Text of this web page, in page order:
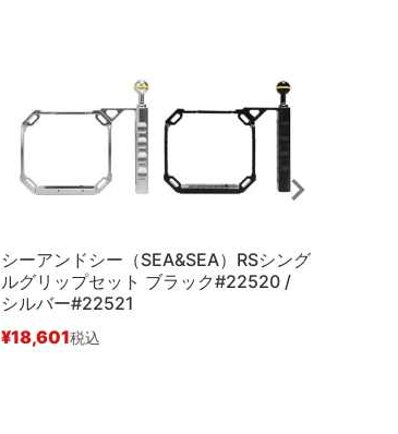
シーアンドシー（SEA&SEA）RSシング
ルグリップセット ブラック#22520 /
シルバー#22521
¥18,601税込